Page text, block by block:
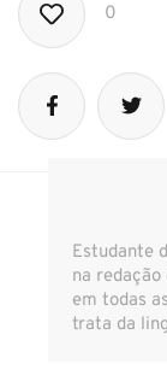
0
Estudante
na redação
em todas
trata da